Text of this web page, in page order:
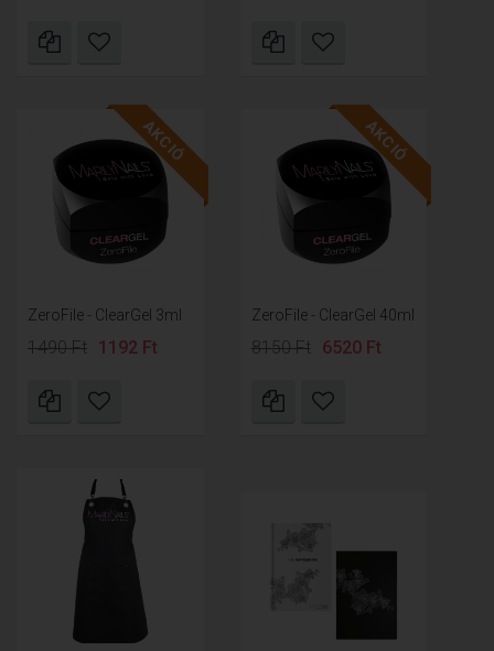
AKCIÓ
ZeroFile - ClearGel 3ml
1490 Ft 1192 Ft
AKCIÓ
ZeroFile - ClearGel 40ml
8150 Ft 6520 Ft